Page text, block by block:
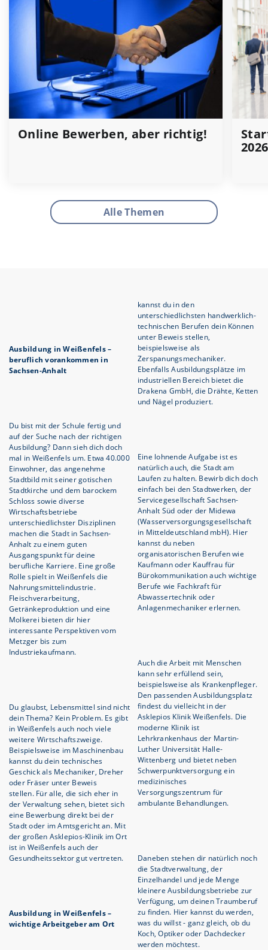
Online Bewerben, aber richtig!
2026
Alle Themen
Ausbildung in Weißenfels –
beruflich vorankommen in
Sachsen-Anhalt
Du bist mit der Schule fertig und
auf der Suche nach der richtigen
Ausbildung? Dann sieh dich doch
mal in Weißenfels um. Etwa 40.000
Einwohner, das angenehme
Stadtbild mit seiner gotischen
Stadtkirche und dem barockem
Schloss sowie diverse
Wirtschaftsbetriebe
unterschiedlichster Disziplinen
machen die Stadt in Sachsen-
Anhalt zu einem guten
Ausgangspunkt für deine
berufliche Karriere. Eine große
Rolle spielt in Weißenfels die
Nahrungsmittelindustrie.
Fleischverarbeitung,
Getränkeproduktion und eine
Molkerei bieten dir hier
interessante Perspektiven vom
Metzger bis zum
Industriekaufmann.
Du glaubst, Lebensmittel sind nicht
dein Thema? Kein Problem. Es gibt
in Weißenfels auch noch viele
weitere Wirtschaftszweige.
Beispielsweise im Maschinenbau
kannst du dein technisches
Geschick als Mechaniker, Dreher
oder Fräser unter Beweis
stellen. Für alle, die sich eher in
der Verwaltung sehen, bietet sich
eine Bewerbung direkt bei der
Stadt oder im Amtsgericht an. Mit
der großen Asklepios-Klinik im Ort
ist in Weißenfels auch der
Gesundheitssektor gut vertreten.
Ausbildung in Weißenfels –
wichtige Arbeitgeber am Ort
kannst du in den
unterschiedlichsten handwerklich-
technischen Berufen dein Können
unter Beweis stellen,
beispielsweise als
Zerspanungsmechaniker.
Ebenfalls Ausbildungsplätze im
industriellen Bereich bietet die
Drakena GmbH, die Drähte, Ketten
und Nägel produziert.
Eine lohnende Aufgabe ist es
natürlich auch, die Stadt am
Laufen zu halten. Bewirb dich doch
einfach bei den Stadtwerken, der
Servicegesellschaft Sachsen-
Anhalt Süd oder der Midewa
(Wasserversorgungsgesellschaft
in Mitteldeutschland mbH). Hier
kannst du neben
organisatorischen Berufen wie
Kaufmann oder Kauffrau für
Bürokommunikation auch wichtige
Berufe wie Fachkraft für
Abwassertechnik oder
Anlagenmechaniker erlernen.
Auch die Arbeit mit Menschen
kann sehr erfüllend sein,
beispielsweise als Krankenpfleger.
Den passenden Ausbildungsplatz
findest du vielleicht in der
Asklepios Klinik Weißenfels. Die
moderne Klinik ist
Lehrkrankenhaus der Martin-
Luther Universität Halle-
Wittenberg und bietet neben
Schwerpunktversorgung ein
medizinisches
Versorgungszentrum für
ambulante Behandlungen.
Daneben stehen dir natürlich noch
die Stadtverwaltung, der
Einzelhandel und jede Menge
kleinere Ausbildungsbetriebe zur
Verfügung, um deinen Traumberuf
zu finden. Hier kannst du werden,
was du willst - ganz gleich, ob du
Koch, Optiker oder Dachdecker
werden möchtest.